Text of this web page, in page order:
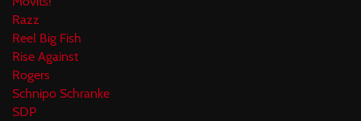
Razz
Reel Big Fish
Rise Against
Rogers
Schnipo Schranke
SDP